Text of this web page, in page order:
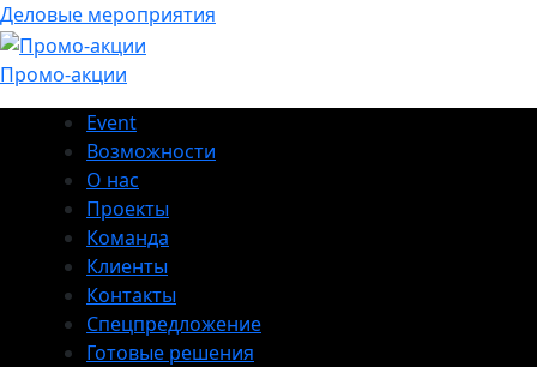
Деловые мероприятия
Промо-акции
Event
Возможности
О нас
Проекты
Команда
Клиенты
Контакты
Спецпредложение
Готовые решения